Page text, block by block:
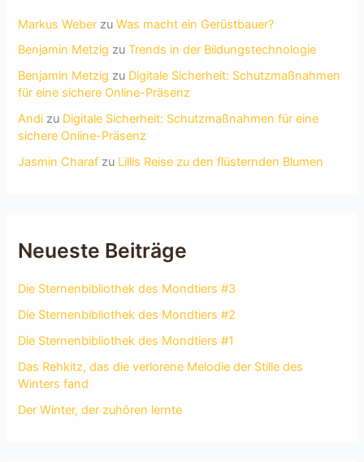
Markus Weber zuWas macht ein Gerüstbauer?
Benjamin Metzig zuTrends in der Bildungstechnologie
Benjamin Metzig zu Digitale Sicherheit: Schutzmaßnahmen
für eine sichere Online-Präsenz
Andi zu Digitale Sicherheit: Schutzmaßnahmen für eine
sichere Online-Präsenz
Jasmin Charaf zu Lillis Reise zu den flüsternden Blumen
Neueste Beiträge
Die Sternenbibliothek des Mondtiers #3
Die Sternenbibliothek des Mondtiers #2
Die Sternenbibliothek des Mondtiers #1
Das Rehkitz, das die verlorene Melodie der Stille des
Winters fand
Der Winter, der zuhören lernte